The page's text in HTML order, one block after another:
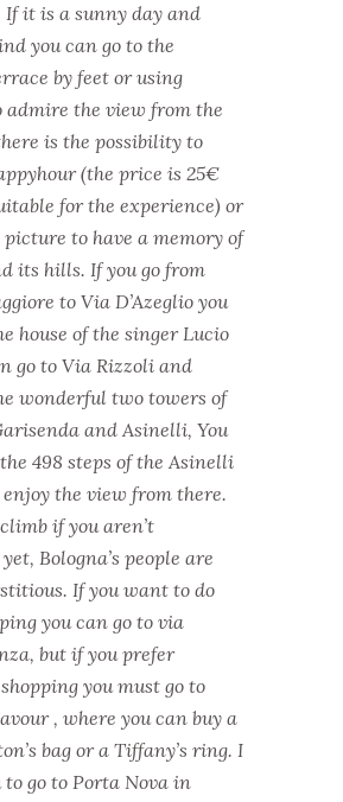
If it is a sunny day and
you can go to the
by feet or using
admire the view from the
is the possibility to
(the price is 25€
for the experience) or
to have a memory of
its hills. If you go from
to Via D’Azeglio you
house of the singer Lucio
go to Via Rizzoli and
wonderful two towers of
and Asinelli, You
498 steps of the Asinelli
the view from there.
if you aren’t
Bologna’s people are
If you want to do
you can go to via
but if you prefer
you must go to
, where you can buy a
bag or a Tiffany’s ring. I
to go to Porta Nova in